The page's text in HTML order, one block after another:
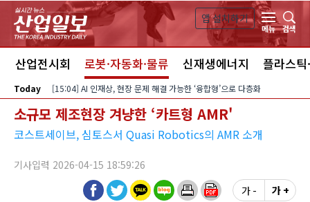
본문 바로가기
앱 설치하기
메뉴
검색
산업전시회 로봇·자동화·물류 신재생에너지 플라스틱
Today [15:04] AI 인재상, 현장 문제 해결 가능한 ‘융합형’으로 다층화
소규모 제조현장 겨냥한 ‘카트형 AMR'
코스트세이브, 심토스서 Quasi Robotics의 AMR 소개
기사입력 2026-04-15 18:59:26
가 - 가 +